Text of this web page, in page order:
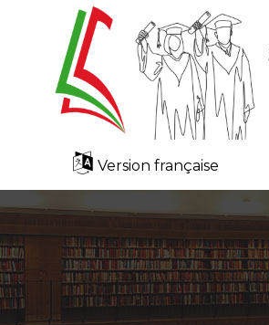
Version française